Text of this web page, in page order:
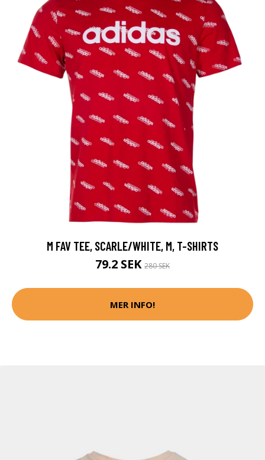
M FAV TEE, SCARLE/WHITE, M, T-SHIRTS
79.2 SEK 280 SEK
MER INFO!